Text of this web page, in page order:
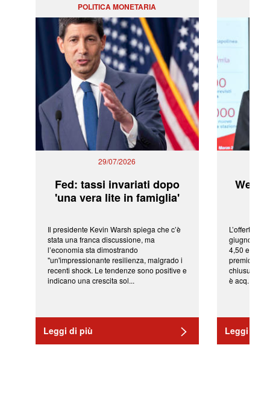
POLITICA MONETARIA
29/07/2026
Fed: tassi invariati dopo
'una vera lite in famiglia'
Il presidente Kevin Warsh spiega che c’è
stata una franca discussione, ma
l’economia sta dimostrando
"un'impressionante resilienza, malgrado i
recenti shock. Le tendenze sono positive e
indicano una crescita sol...
Leggi di più
L’offerta
giugno da
4,50 euro
premio di
chiusura
è acq...
Leggi di